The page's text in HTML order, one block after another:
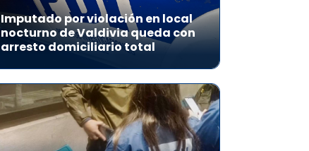
Imputado por violación en local
nocturno de Valdivia queda con
arresto domiciliario total